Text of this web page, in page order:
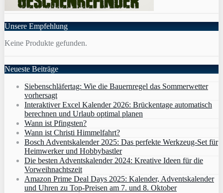
Unsere Empfehlung
Keine Produkte gefunden.
Neueste Beiträge
Siebenschläfertag: Wie die Bauernregel das Sommerwetter
vorhersagt
Interaktiver Excel Kalender 2026: Brückentage automatisch
berechnen und Urlaub optimal planen
Wann ist Pfingsten?
Wann ist Christi Himmelfahrt?
Bosch Adventskalender 2025: Das perfekte Werkzeug-Set für
Heimwerker und Hobbybastler
Die besten Adventskalender 2024: Kreative Ideen für die
Vorweihnachtszeit
Amazon Prime Deal Days 2025: Kalender, Adventskalender
und Uhren zu Top-Preisen am 7. und 8. Oktober